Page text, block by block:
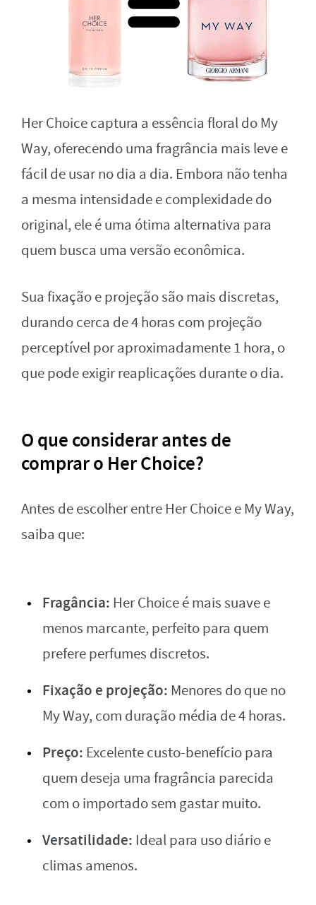
Her Choice captura a essência floral do My
Way, oferecendo uma fragrância mais leve e
fácil de usar no dia a dia. Embora não tenha
a mesma intensidade e complexidade do
original, ele é uma ótima alternativa para
quem busca uma versão econômica.
Sua fixação e projeção são mais discretas,
durando cerca de 4 horas com projeção
perceptível por aproximadamente 1 hora, o
que pode exigir reaplicações durante o dia.
O que considerar antes de
comprar o Her Choice?
Antes de escolher entre Her Choice e My Way,
saiba que:
Fragância: Her Choice é mais suave e
menos marcante, perfeito para quem
prefere perfumes discretos.
Fixação e projeção: Menores do que no
My Way, com duração média de 4 horas.
Preço: Excelente custo-benefício para
quem deseja uma fragrância parecida
com o importado sem gastar muito.
Versatilidade: Ideal para uso diário e
climas amenos.